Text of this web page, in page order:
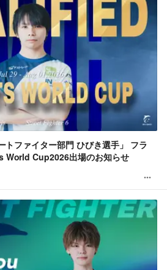
ファイター部門 ひびき選手」 フラ
World Cup2026出場のお知らせ